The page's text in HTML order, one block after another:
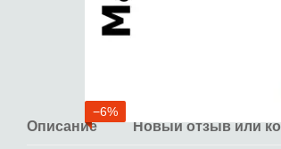
−6%
Описание Новый отзыв или